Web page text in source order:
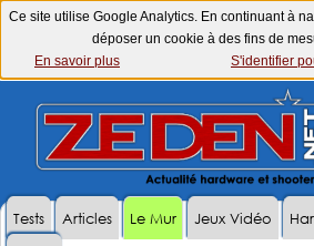
Ce site utilise Google Analytics. En continuant à
déposer un cookie à des fins de
En savoir plus
S'identifier
Tests Articles Le Mur Jeux Vidéo